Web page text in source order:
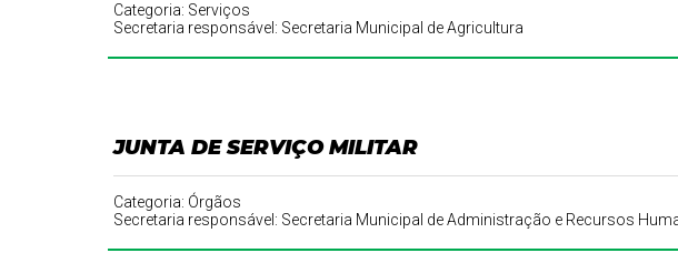
Categoria: Serviços
Secretaria responsável: Secretaria Municipal de Agricultura
JUNTA DE SERVIÇO MILITAR
Categoria: Órgãos
Secretaria responsável: Secretaria Municipal de Administração e Recursos